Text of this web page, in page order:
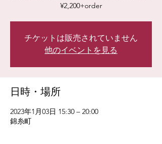
¥2,200+order
チケットは販売されていません
他のイベントを見る
日時・場所
2023年1月03日 15:30 – 20:00
錦糸町